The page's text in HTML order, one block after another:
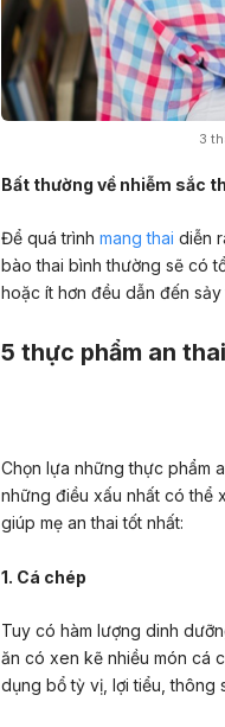
3
Bất thường về nhiễm sắc
Để quá trình mang thai diễn
bào thai bình thường sẽ có
hoặc ít hơn đều dẫn đến
5 thực phẩm an
Chọn lựa những thực phẩm
những điều xấu nhất có thể
giúp mẹ an thai tốt nhất:
1. Cá chép
Tuy có hàm lượng dinh
ăn có xen kẽ nhiều món cá
dụng bổ tỳ vị, lợi tiểu, thông